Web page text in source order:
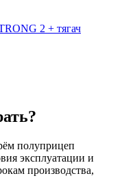
полуприцеп
эксплуатации и
производства,